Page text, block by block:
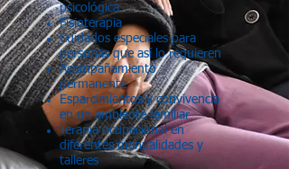
psicológica
Fisioterapia
Cuidados especiales para
personas que así lo requieren
Acompañamiento
permanente
Esparcimientos y convivencia
en un ambiente familiar
Terapia ocupacional en
diferentes manualidades y
talleres